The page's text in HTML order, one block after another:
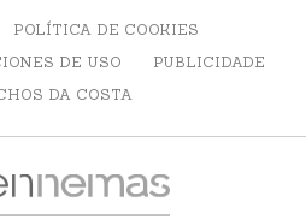
POLÍTICA DE COOKIES
DE USO
PUBLICIDADE
DA COSTA